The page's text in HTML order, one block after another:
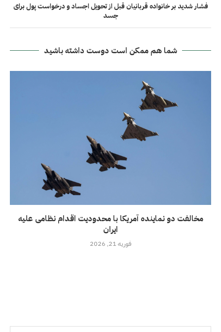
فشار شدید بر خانواده قربانیان قبل از تحویل اجساد و درخواست پول برای
جسد
شما هم ممکن است دوست داشته باشید
مخالفت دو نماینده آمریکا با محدودیت اقدام نظامی علیه
ایران
فوریه 21, 2026